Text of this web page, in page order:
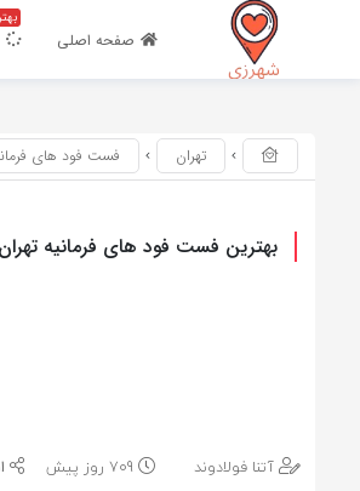
اشتراک گذاری صفحه اصلی
تهران فست فود های
بهترین فست فود های فرمانیه تهران (4 فست فود
آتنا فولادوند
اشتراک گذاری
کپی لینک